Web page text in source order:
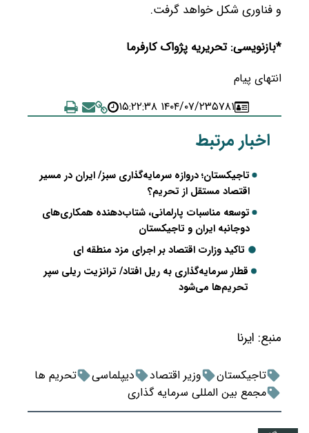
و فناوری شکل خواهد گرفت.
*بازنویسی: تحریریه پژواک کارفرما
انتهای پیام
۵۷۸۱۱۴۰۴/۰۷/۲۳ ۱۵:۲۲:۳۸
اخبار مرتبط
تاجیکستان؛ دروازه سرمایه‌گذاری سبز/ ایران در مسیر
اقتصاد مستقل از تحریم؟
توسعه مناسبات پارلمانی، شتاب‌دهنده همکاری‌های
دوجانبه ایران و تاجیکستان
تاکید وزارت اقتصاد بر اجرای مزد منطقه ای
قطار سرمایه‌گذاری به ریل افتاد/ ترانزیت ریلی سپر
تحریم‌ها می‌شود
منبع: ایرنا
تاجیکستان وزیر اقتصاد دیپلماسی
تحریم ها
مجمع بین المللی سرمایه گذاری